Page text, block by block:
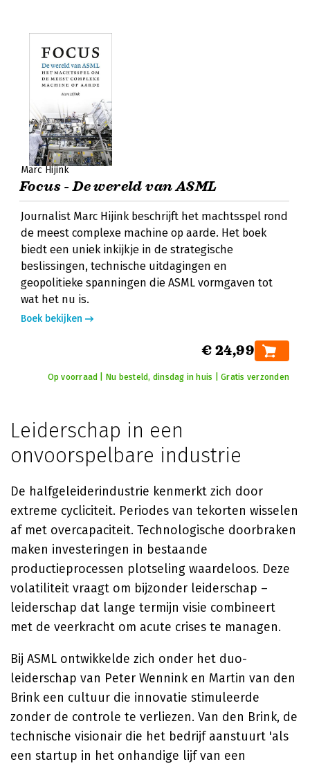
Marc Hijink
Focus - De wereld van ASML
Journalist Marc Hijink beschrijft het machtsspel rond
de meest complexe machine op aarde. Het boek
biedt een uniek inkijkje in de strategische
beslissingen, technische uitdagingen en
geopolitieke spanningen die ASML vormgaven tot
wat het nu is.
Boek bekijken
€ 24,99
Op voorraad | Nu besteld, dinsdag in huis | Gratis verzonden
Leiderschap in een
onvoorspelbare industrie
De halfgeleiderindustrie kenmerkt zich door
extreme cycliciteit. Periodes van tekorten wisselen
af met overcapaciteit. Technologische doorbraken
maken investeringen in bestaande
productieprocessen plotseling waardeloos. Deze
volatiliteit vraagt om bijzonder leiderschap –
leiderschap dat lange termijn visie combineert
met de veerkracht om acute crises te managen.
Bij ASML ontwikkelde zich onder het duo-
leiderschap van Peter Wennink en Martin van den
Brink een cultuur die innovatie stimuleerde
zonder de controle te verliezen. Van den Brink, de
technische visionair die het bedrijf aanstuurt 'als
een startup in het onhandige lijf van een